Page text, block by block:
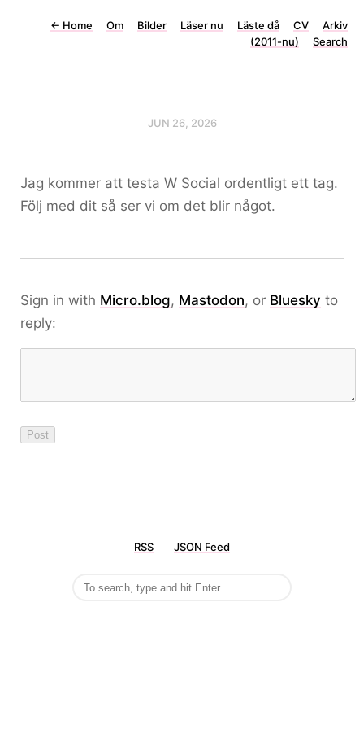
← Home Om Bilder Läser nu Läste då CV
Arkiv
(2011-nu)
Search
JUN 26, 2026
Jag kommer att testa W Social ordentligt ett tag.
Följ med dit så ser vi om det blir något.
Sign in with Micro.blog, Mastodon, or Bluesky to
reply:
RSS JSON Feed